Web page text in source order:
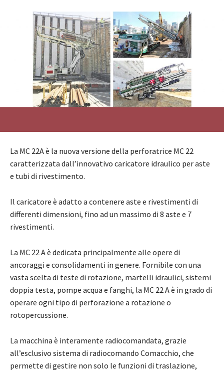
La MC 22A è la nuova versione della perforatrice MC 22
caratterizzata dall’innovativo caricatore idraulico per aste
e tubi di rivestimento.
Il caricatore è adatto a contenere aste e rivestimenti di
differenti dimensioni, fino ad un massimo di 8 aste e 7
rivestimenti.
La MC 22 A è dedicata principalmente alle opere di
ancoraggi e consolidamenti in genere. Fornibile con una
vasta scelta di teste di rotazione, martelli idraulici, sistemi
doppia testa, pompe acqua e fanghi, la MC 22 A è in grado di
operare ogni tipo di perforazione a rotazione o
rotopercussione.
La macchina è interamente radiocomandata, grazie
all’esclusivo sistema di radiocomando Comacchio, che
permette di gestire non solo le funzioni di traslazione,